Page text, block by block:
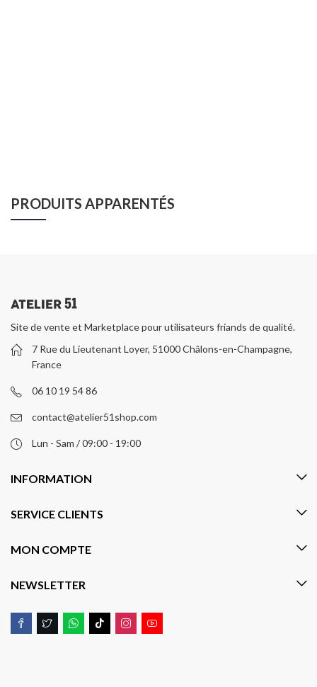
PRODUITS APPARENTÉS
Site de vente et Marketplace pour utilisateurs friands de qualité.
7 Rue du Lieutenant Loyer, 51000 Châlons-en-Champagne,
France
06 10 19 54 86
contact@atelier51shop.com
Lun - Sam / 09:00 - 19:00
INFORMATION
SERVICE CLIENTS
MON COMPTE
NEWSLETTER